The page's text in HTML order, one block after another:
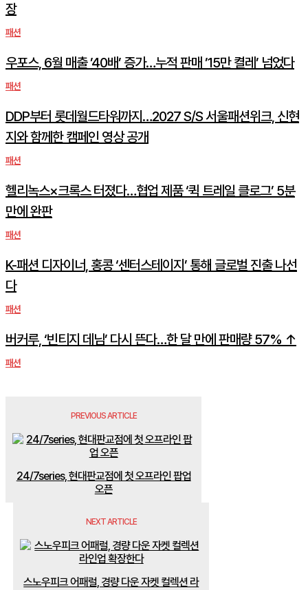
장
패션
우포스, 6월 매출 ’40배’ 증가…누적 판매 ’15만 켤레’ 넘었다
패션
DDP부터 롯데월드타워까지…2027 S/S 서울패션위크, 신현
지와 함께한 캠페인 영상 공개
패션
헬리녹스×크록스 터졌다…협업 제품 ‘퀵 트레일 클로그’ 5분
만에 완판
패션
K-패션 디자이너, 홍콩 ‘센터스테이지’ 통해 글로벌 진출 나선
다
패션
버커루, ‘빈티지 데님’ 다시 뜬다…한 달 만에 판매량 57% ↑
패션
PREVIOUS ARTICLE
24/7series, 현대판교점에 첫 오프라인 팝업
오픈
NEXT ARTICLE
스노우피크 어패럴, 경량 다운 자켓 컬렉션 라